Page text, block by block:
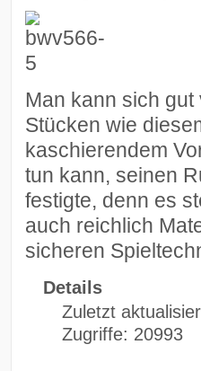
Man kann sich
Stücken wie
kaschierendem
tun kann, seinen
festigte, denn es
auch reichlich
sicheren
Details
Zuletzt
Zugriffe: 20993